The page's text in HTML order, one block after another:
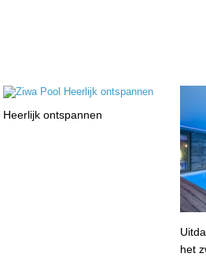
Heerlijk ontspannen
het